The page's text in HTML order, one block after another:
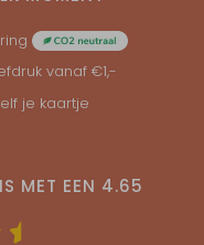
vanaf €1,-
je kaartje
MET EEN 4.65